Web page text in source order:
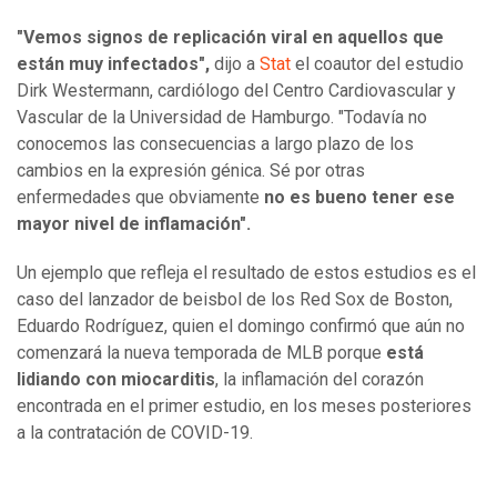
"Vemos signos de replicación viral en aquellos que
están muy infectados", dijo a Stat el coautor del estudio
Dirk Westermann, cardiólogo del Centro Cardiovascular y
Vascular de la Universidad de Hamburgo. "Todavía no
conocemos las consecuencias a largo plazo de los
cambios en la expresión génica. Sé por otras
enfermedades que obviamente no es bueno tener ese
mayor nivel de inflamación".
Un ejemplo que refleja el resultado de estos estudios es el
caso del lanzador de beisbol de los Red Sox de Boston,
Eduardo Rodríguez, quien el domingo confirmó que aún no
comenzará la nueva temporada de MLB porque está
lidiando con miocarditis, la inflamación del corazón
encontrada en el primer estudio, en los meses posteriores
a la contratación de COVID-19.